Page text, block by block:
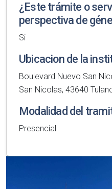
¿Este trámite o
perspectiva de
Si
Ubicacion de la
Boulevard Nuevo San
San Nicolas, 43640
Modalidad del
Presencial